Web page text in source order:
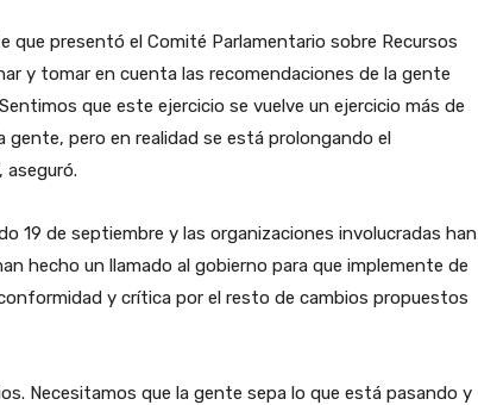
que presentó el Comité Parlamentario sobre Recursos
y tomar en cuenta las recomendaciones de la gente
que este ejercicio se vuelve un ejercicio más de
pero en realidad se está prolongando el
aseguró.
19 de septiembre y las organizaciones involucradas han
hecho un llamado al gobierno para que implemente de
y crítica por el resto de cambios propuestos
Necesitamos que la gente sepa lo que está pasando y